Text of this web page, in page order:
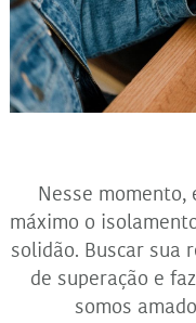
Nesse
máximo o
solidão. Buscar sua
de superação e
somos